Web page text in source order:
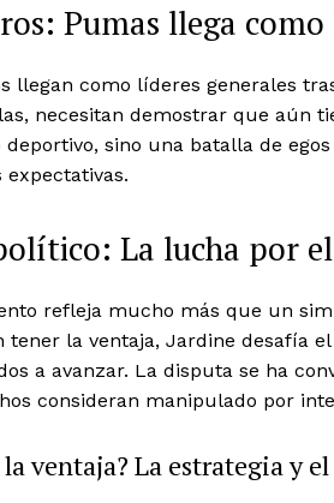
Pumas llega
llegan como líderes generales
necesitan demostrar que aún
sino una batalla de
expectativas.
La lucha por
refleja mucho más que un
tener la ventaja, Jardine desafía
a avanzar. La disputa se ha
consideran manipulado por
ventaja? La estrategia y